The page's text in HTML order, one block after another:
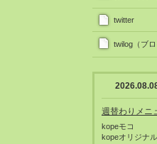
twitter
twilog（ブロ
週替わりメニ
kopeモコ
kopeオリジナ